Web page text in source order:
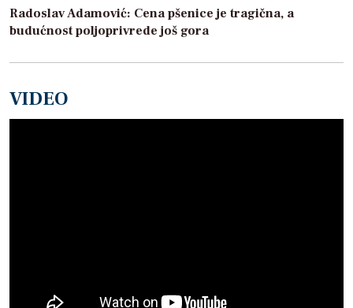
Radoslav Adamović: Cena pšenice je tragična, a
budućnost poljoprivrede još gora
VIDEO